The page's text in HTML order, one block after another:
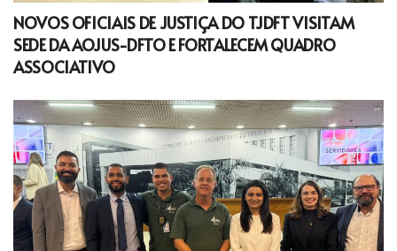
NOVOS OFICIAIS DE JUSTIÇA DO TJDFT VISITAM
SEDE DA AOJUS-DFTO E FORTALECEM QUADRO
ASSOCIATIVO